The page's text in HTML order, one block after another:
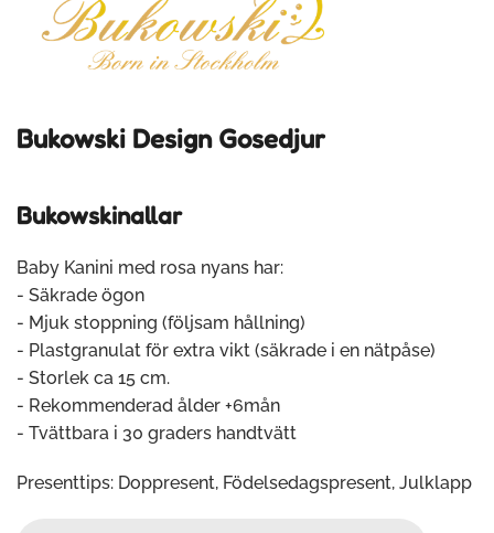
Bukowski Design Gosedjur
Bukowskinallar
Baby Kanini med rosa nyans har:
- Säkrade ögon
- Mjuk stoppning (följsam hållning)
- Plastgranulat för extra vikt (säkrade i en nätpåse)
- Storlek ca 15 cm.
- Rekommenderad ålder +6mån
- Tvättbara i 30 graders handtvätt
Presenttips: Doppresent, Födelsedagspresent, Julklapp